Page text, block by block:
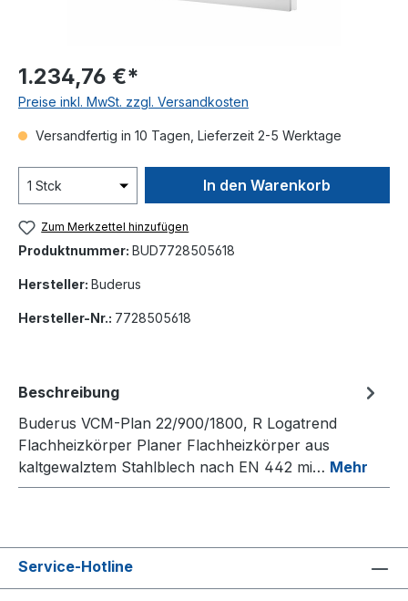
1.234,76 €*
Preise inkl. MwSt. zzgl. Versandkosten
Versandfertig in 10 Tagen, Lieferzeit 2-5 Werktage
In den Warenkorb
Zum Merkzettel hinzufügen
Produktnummer: BUD7728505618
Hersteller: Buderus
Hersteller-Nr.: 7728505618
Beschreibung
Buderus VCM-Plan 22/900/1800, R Logatrend
Flachheizkörper Planer Flachheizkörper aus
kaltgewalztem Stahlblech nach EN 442 mi… Mehr
Service-Hotline